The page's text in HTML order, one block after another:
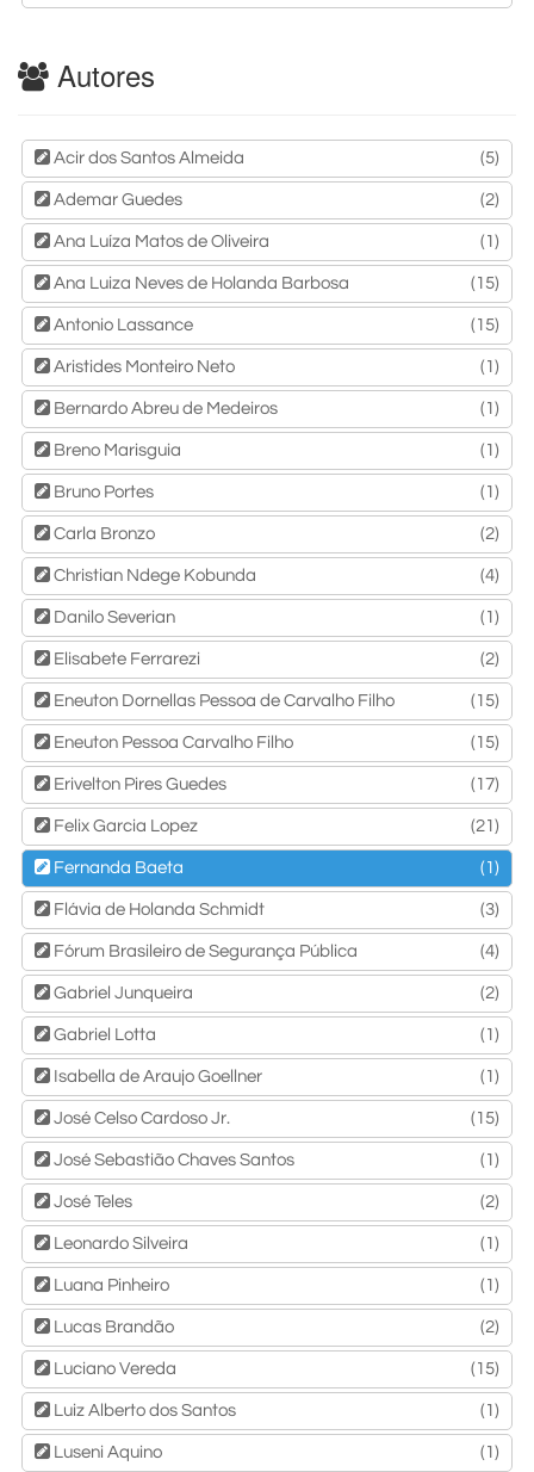
Autores
Acir dos Santos Almeida (5)
Ademar Guedes (2)
Ana Luíza Matos de Oliveira (1)
Ana Luiza Neves de Holanda Barbosa (15)
Antonio Lassance (15)
Aristides Monteiro Neto (1)
Bernardo Abreu de Medeiros (1)
Breno Marisguia (1)
Bruno Portes (1)
Carla Bronzo (2)
Christian Ndege Kobunda (4)
Danilo Severian (1)
Elisabete Ferrarezi (2)
Eneuton Dornellas Pessoa de Carvalho Filho (15)
Eneuton Pessoa Carvalho Filho (15)
Erivelton Pires Guedes (17)
Felix Garcia Lopez (21)
Fernanda Baeta (1)
Flávia de Holanda Schmidt (3)
Fórum Brasileiro de Segurança Pública (4)
Gabriel Junqueira (2)
Gabriel Lotta (1)
Isabella de Araujo Goellner (1)
José Celso Cardoso Jr. (15)
José Sebastião Chaves Santos (1)
José Teles (2)
Leonardo Silveira (1)
Luana Pinheiro (1)
Lucas Brandão (2)
Luciano Vereda (15)
Luiz Alberto dos Santos (1)
Luseni Aquino (1)